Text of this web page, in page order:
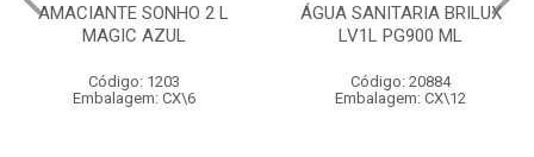
AMACIANTE SONHO 2 L
MAGIC AZUL
Código: 1203
Embalagem: CX\6
ÁGUA SANITARIA BRILUX
LV1L PG900 ML
Código: 20884
Embalagem: CX\12